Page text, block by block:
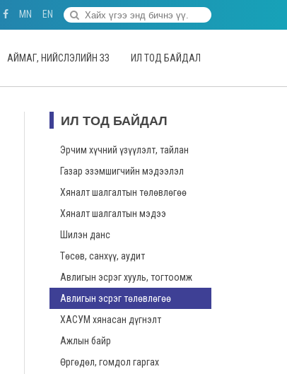
MN EN
АЙМАГ, НИЙСЛЭЛИЙН ЗЗ ИЛ ТОД БАЙДАЛ
ИЛ ТОД БАЙДАЛ
Эрчим хүчний үзүүлэлт, тайлан
Газар эзэмшигчийн мэдээлэл
Хяналт шалгалтын төлөвлөгөө
Хяналт шалгалтын мэдээ
Шилэн данс
Төсөв, санхүү, аудит
Авлигын эсрэг хууль, тогтоомж
Авлигын эсрэг төлөвлөгөө
ХАСУМ хянасан дүгнэлт
Ажлын байр
Өргөдөл, гомдол гаргах